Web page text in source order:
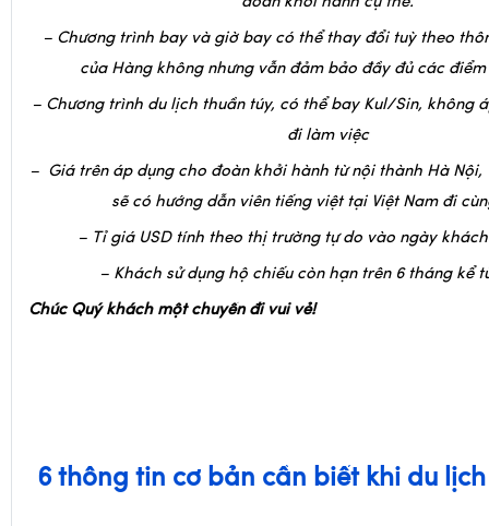
của Hàng không nhưng vẫn đảm bảo đầy đủ các
– Chương trình du lịch thuần túy, có thể bay Kul/Sin, không
đi làm việc
Giá trên áp dụng cho đoàn khởi hành từ nội thành Hà Nội,
sẽ có hướng dẫn viên tiếng việt tại Việt Nam đi
– Tỉ giá USD tính theo thị trường tự do vào ngày
– Khách sử dụng hộ chiếu còn hạn trên 6 tháng kể
Chúc Quý khách một chuyến đi vui vẻ!
Tìm hiểu trước một số thông tin sẽ giúp chuyến đi của bạn